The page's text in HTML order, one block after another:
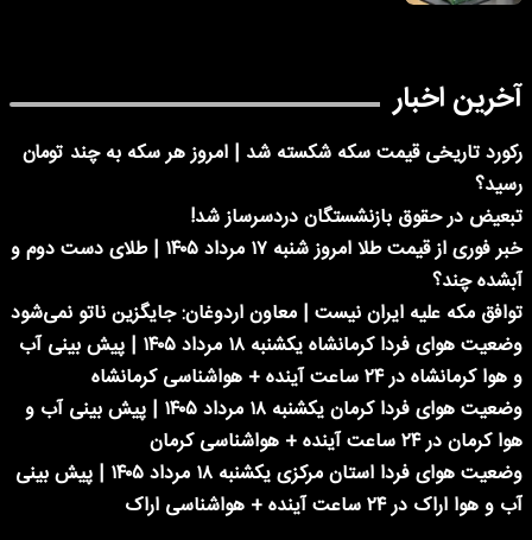
آخرین اخبار
رکورد تاریخی قیمت سکه شکسته شد | امروز هر سکه به چند تومان
رسید؟
تبعیض در حقوق بازنشستگان دردسرساز شد!
خبر فوری از قیمت طلا امروز شنبه ۱۷ مرداد ۱۴۰۵ | طلای دست دوم و
آبشده چند؟
توافق مکه علیه ایران نیست | معاون اردوغان: جایگزین ناتو نمی‌شود
وضعیت هوای فردا کرمانشاه یکشنبه ۱۸ مرداد ۱۴۰۵ | پیش بینی آب
و هوا کرمانشاه در ۲۴ ساعت آینده + هواشناسی کرمانشاه
وضعیت هوای فردا کرمان یکشنبه ۱۸ مرداد ۱۴۰۵ | پیش بینی آب و
هوا کرمان در ۲۴ ساعت آینده + هواشناسی کرمان
وضعیت هوای فردا استان مرکزی یکشنبه ۱۸ مرداد ۱۴۰۵ | پیش بینی
آب و هوا اراک در ۲۴ ساعت آینده + هواشناسی اراک